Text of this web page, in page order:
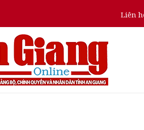
Liên